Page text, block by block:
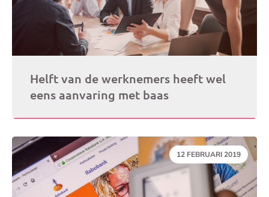
Helft van de werknemers heeft wel
eens aanvaring met baas
DATUM:
12 FEBRUARI 2019